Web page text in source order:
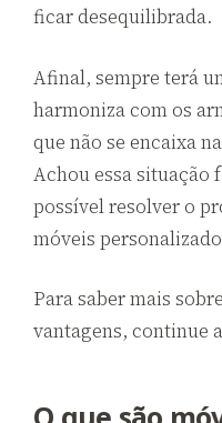
ficar desequilibrada.
Afinal, sempre terá
harmoniza com os
que não se encaixa
Achou essa situação
possível resolver o
móveis
Para saber mais
vantagens, continue